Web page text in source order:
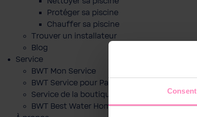
Consent
Protéger sa piscine
Chauffer sa piscine
Trouver un installateur
Blog
Service
BWT Mon Service
BWT Service pour Particuliers
Service de la boutique en ligne
BWT Best Water Home App